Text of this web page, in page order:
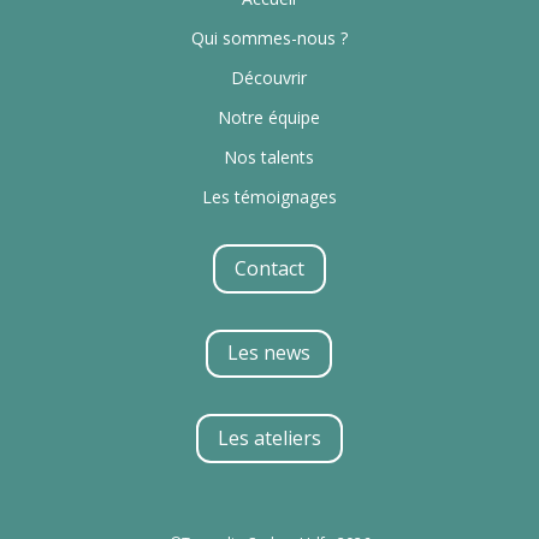
Qui sommes-nous ?
Découvrir
Notre équipe
Nos talents
Les témoignages
Contact
Les news
Les ateliers